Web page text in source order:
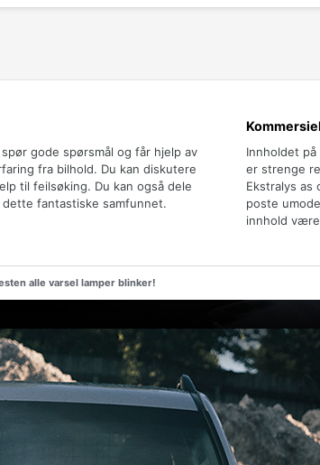
gode spørsmål og får hjelp av
fra bilhold. Du kan diskutere
til feilsøking. Du kan også dele
fantastiske samfunnet.
Innholdet
er strenge
Ekstralys as
poste
innhold
alle varsel lamper blinker!